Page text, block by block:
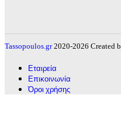
Tassopoulos.gr2020-2026 Created
Εταιρεία
Επικοινωνία
Όροι χρήσης